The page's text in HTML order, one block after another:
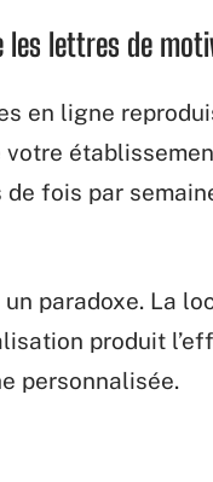
les lettres de
en ligne
fois par
paradoxe. La
produit
personnalisée.